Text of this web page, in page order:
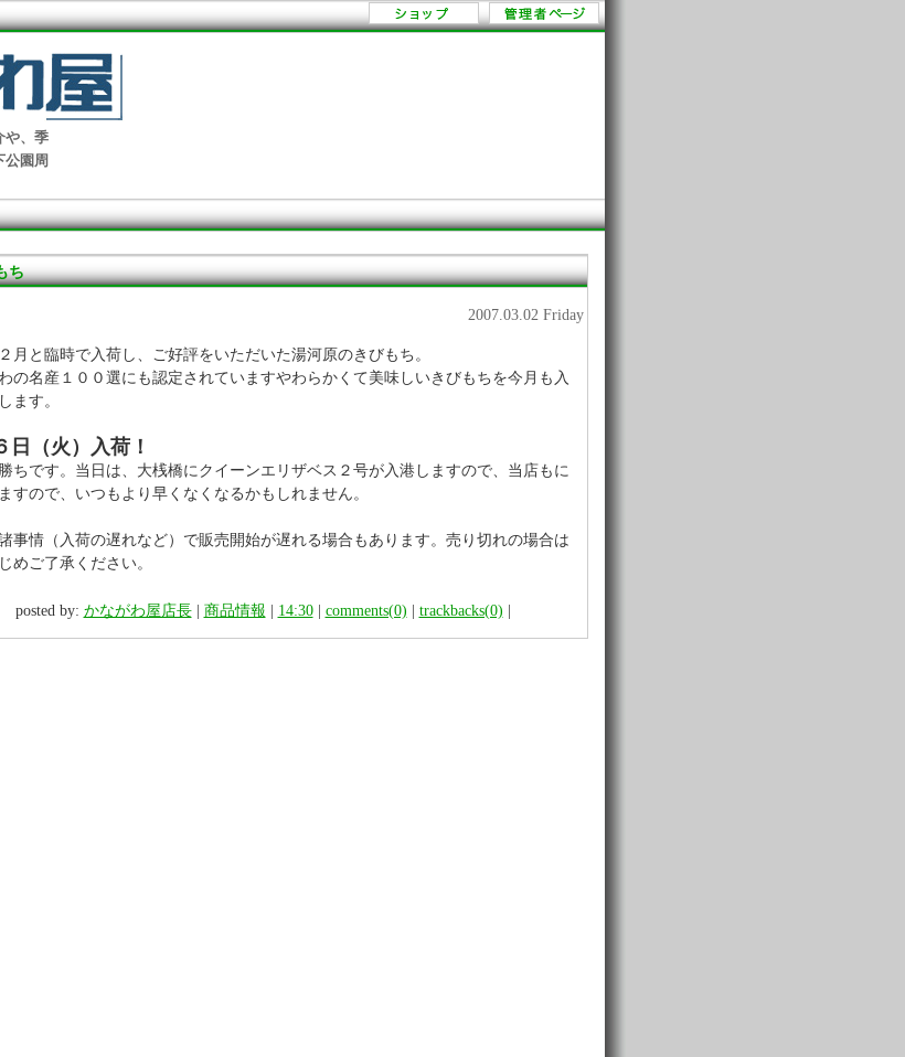
や、季
公園周
ち
2007.03.02 Friday
月と臨時で入荷し、ご好評をいただいた湯河原のきびもち。
の名産１００選にも認定されていますやわらかくて美味しいきびもちを今月も入
ます。
日（火）入荷！
ちです。当日は、大桟橋にクイーンエリザベス２号が入港しますので、当店もに
すので、いつもより早くなくなるかもしれません。
事情（入荷の遅れなど）で販売開始が遅れる場合もあります。売り切れの場合は
めご了承ください。
posted by: かながわ屋店長| 商品情報 14:30| comments(0) trackbacks(0)